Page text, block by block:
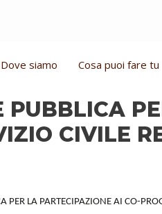
Dove siamo Cosa puoi fare tu
PUBBLICA
CIVILE
PER LA PARTECIPAZIONE AI CO-